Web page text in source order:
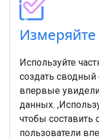
Используйте
создать сводный
впервые
данных.
чтобы составить
пользователи